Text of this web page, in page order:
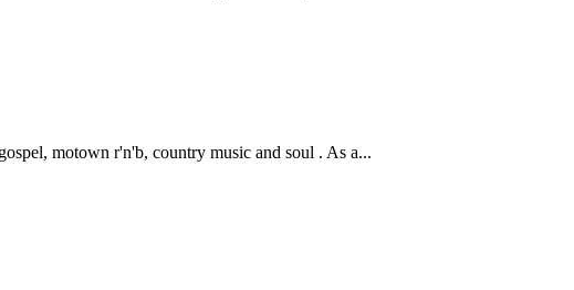
motown r'n'b, country music and soul . As a...